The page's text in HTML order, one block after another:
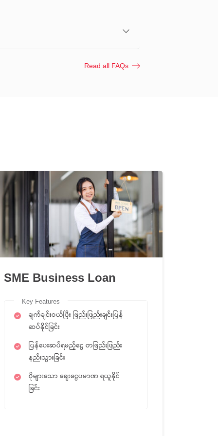
Read all FAQs
SME Business Loan
Key Features
ချက်ချင်းဝယ်ပြီး ဖြည်းဖြည်းချင်းပြန်
ဆပ်နိုင်ခြင်း
ပြန်ပေးဆပ်ရမည့်ငွေ တဖြည်းဖြည်း
နည်းသွားခြင်း
ပိုများသော ချေးငွေပမာဏ ရယူနိုင်
ခြင်း